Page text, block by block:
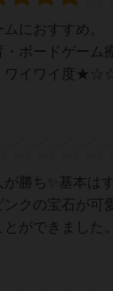
におすすめ。
ボードゲー
イワイ度
勝ち✨基本は
クの宝石が
ができました